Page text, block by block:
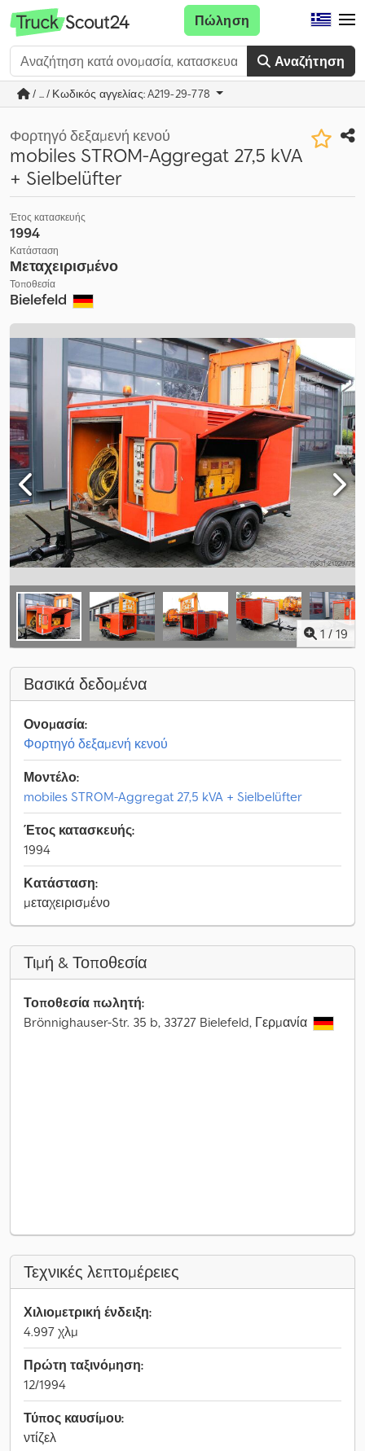
Αναζήτηση
Πώληση
/ ... / Κωδικός αγγελίας: A219-29-778
Φορτηγό δεξαμενή κενού
mobiles STROM-Aggregat 27,5 kVA
+ Sielbelüfter
Έτος κατασκευής
1994
Κατάσταση
Μεταχειρισμένο
Τοποθεσία
Bielefeld
1 / 19
Βασικά δεδομένα
Ονομασία:
Φορτηγό δεξαμενή κενού
Μοντέλο:
mobiles STROM-Aggregat 27,5 kVA + Sielbelüfter
Έτος κατασκευής:
1994
Κατάσταση:
μεταχειρισμένο
Τιμή & Τοποθεσία
Τοποθεσία πωλητή:
Brönnighauser-Str. 35 b, 33727 Bielefeld, Γερμανία
Τεχνικές λεπτομέρειες
Χιλιομετρική ένδειξη:
4.997 χλμ
Πρώτη ταξινόμηση:
12/1994
Τύπος καυσίμου:
ντίζελ